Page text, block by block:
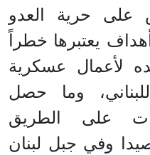
على حرية العدو
يعتبرها خطراً
لأعمال عسكرية
وما حصل
على الطريق
وفي جبل لبنان